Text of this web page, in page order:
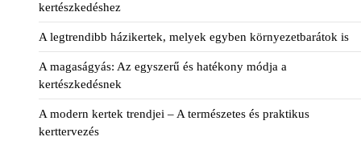
kertészkedéshez
A legtrendibb házikertek, melyek egyben környezetbarátok is
A magaságyás: Az egyszerű és hatékony módja a
kertészkedésnek
A modern kertek trendjei – A természetes és praktikus
kerttervezés